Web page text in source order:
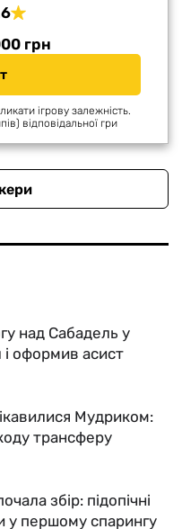
грн
ігрову залежність.
відповідальної гри
над Сабадель у
і оформив асист
Мудриком:
трансферу
збір: підопічні
у першому спарингу